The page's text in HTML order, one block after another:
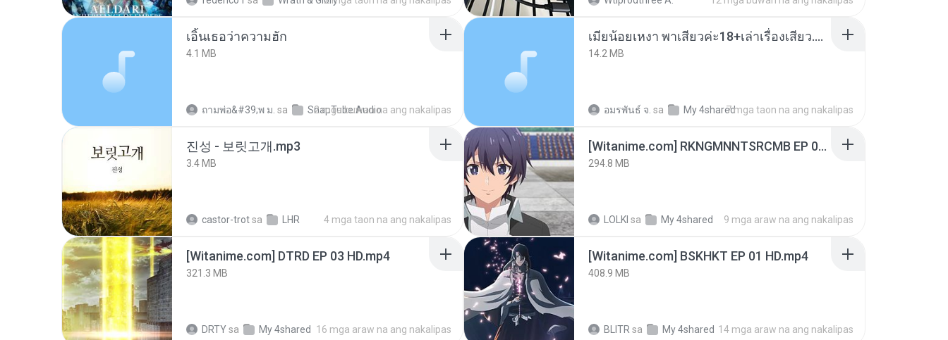
เอิ้นเธอว่าความฮัก
4.1 MB
ถามพ่อ&#39;พ ม. sa SnapTube Audio
2 mga buwan na ang nakalipas
เมียน้อยเหงา พาเสียวค่ะ18+เล่าเรื่องเสียว.mp3
14.2 MB
อมรพันธ์ จ. sa My 4shared7 mga taon na ang nakalipas
진성 - 보릿고개.mp3
3.4 MB
castor-trotsa LHR 4 mga taon na ang nakalipas
[Witanime.com] RKNGMNNTSRCMB EP 06 HD.mp4
294.8 MB
LOLKI sa My 4shared 9 mga araw na ang nakalipas
[Witanime.com] DTRD EP 03 HD.mp4
321.3 MB
DRTYsa My 4shared 16 mga araw na ang nakalipas
[Witanime.com] BSKHKT EP 01 HD.mp4
408.9 MB
BLITR sa My 4shared 14 mga araw na ang nakalipas